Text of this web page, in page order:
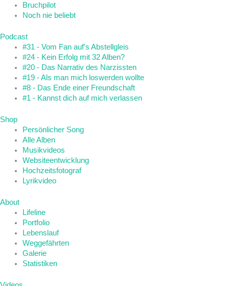
Bruchpilot
Noch nie beliebt
Podcast
#31 - Vom Fan auf's Abstellgleis
#24 - Kein Erfolg mit 32 Alben?
#20 - Das Narrativ des Narzissten
#19 - Als man mich loswerden wollte
#8 - Das Ende einer Freundschaft
#1 - Kannst dich auf mich verlassen
Shop
Persönlicher Song
Alle Alben
Musikvideos
Websiteentwicklung
Hochzeitsfotograf
Lyrikvideo
About
Lifeline
Portfolio
Lebenslauf
Weggefährten
Galerie
Statistiken